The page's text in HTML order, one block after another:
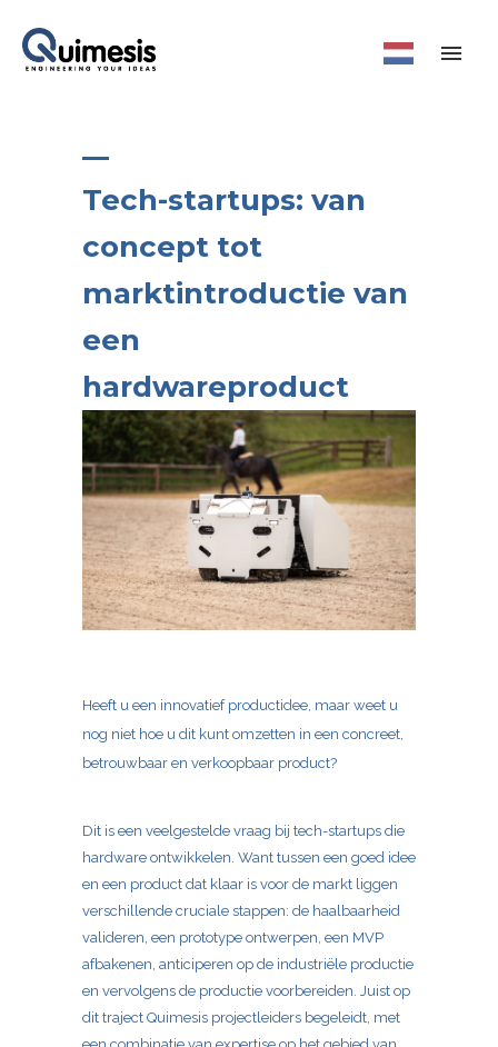
Tech-startups: van
concept tot
marktintroductie van
een
hardwareproduct
Heeft u een innovatief productidee, maar weet u
nog niet hoe u dit kunt omzetten in een concreet,
betrouwbaar en verkoopbaar product?
Dit is een veelgestelde vraag bij tech-startups die
hardware ontwikkelen. Want tussen een goed idee
en een product dat klaar is voor de markt liggen
verschillende cruciale stappen: de haalbaarheid
valideren, een prototype ontwerpen, een MVP
afbakenen, anticiperen op de industriële productie
en vervolgens de productie voorbereiden. Juist op
dit traject Quimesis projectleiders begeleidt, met